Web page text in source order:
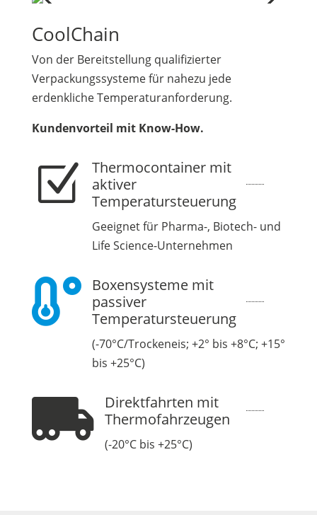
CoolChain
Von der Bereitstellung qualifizierter
Verpackungssysteme für nahezu jede
erdenkliche Temperaturanforderung.
Kundenvorteil mit Know-How.
Z
Thermocontainer mit
aktiver
Temperatursteuerung
Geeignet für Pharma-, Biotech- und
Life Science-Unternehmen

Boxensysteme mit
passiver
Temperatursteuerung
(-70°C/Trockeneis; +2° bis +8°C; +15°
bis +25°C)

Direktfahrten mit
Thermofahrzeugen
(-20°C bis +25°C)